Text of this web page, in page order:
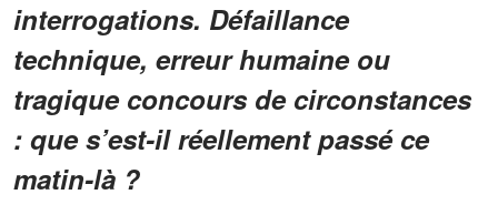
interrogations. Défaillance
technique, erreur humaine ou
tragique concours de circonstances
: que s’est-il réellement passé ce
matin-là ?